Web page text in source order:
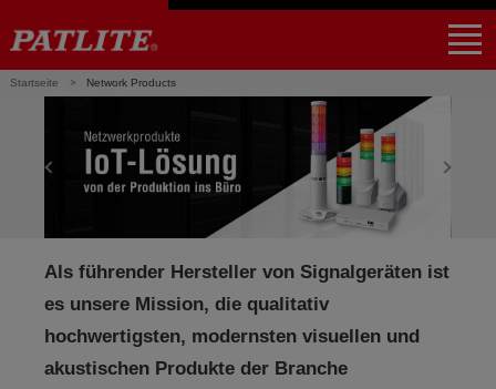
Lineup NHV4 / NHV6
NHB4 / NHB6
LA6-POE
WE-LAN
LR5-LAN
NE-USB
LR6-USB
PHE-3FB3-RYG
NBM-D88NN
PHC-D08N
Applicazioni
Partners
Unterstützung
Global Home Find a local distributor
Startseite Network Products
Als führender Hersteller von Signalgeräten ist
es unsere Mission, die qualitativ
hochwertigsten, modernsten visuellen und
akustischen Produkte der Branche